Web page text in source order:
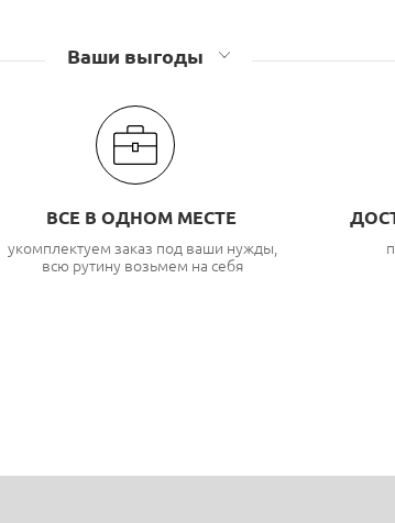
Ваши выгоды
ВСЕ В ОДНОМ МЕСТЕ
укомплектуем заказ под ваши нужды,
всю рутину возьмем на себя